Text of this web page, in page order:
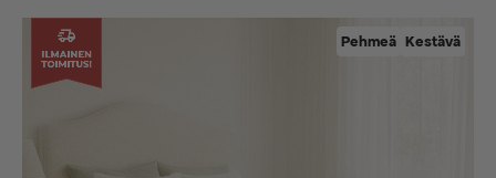
Pehmeä Kestävä